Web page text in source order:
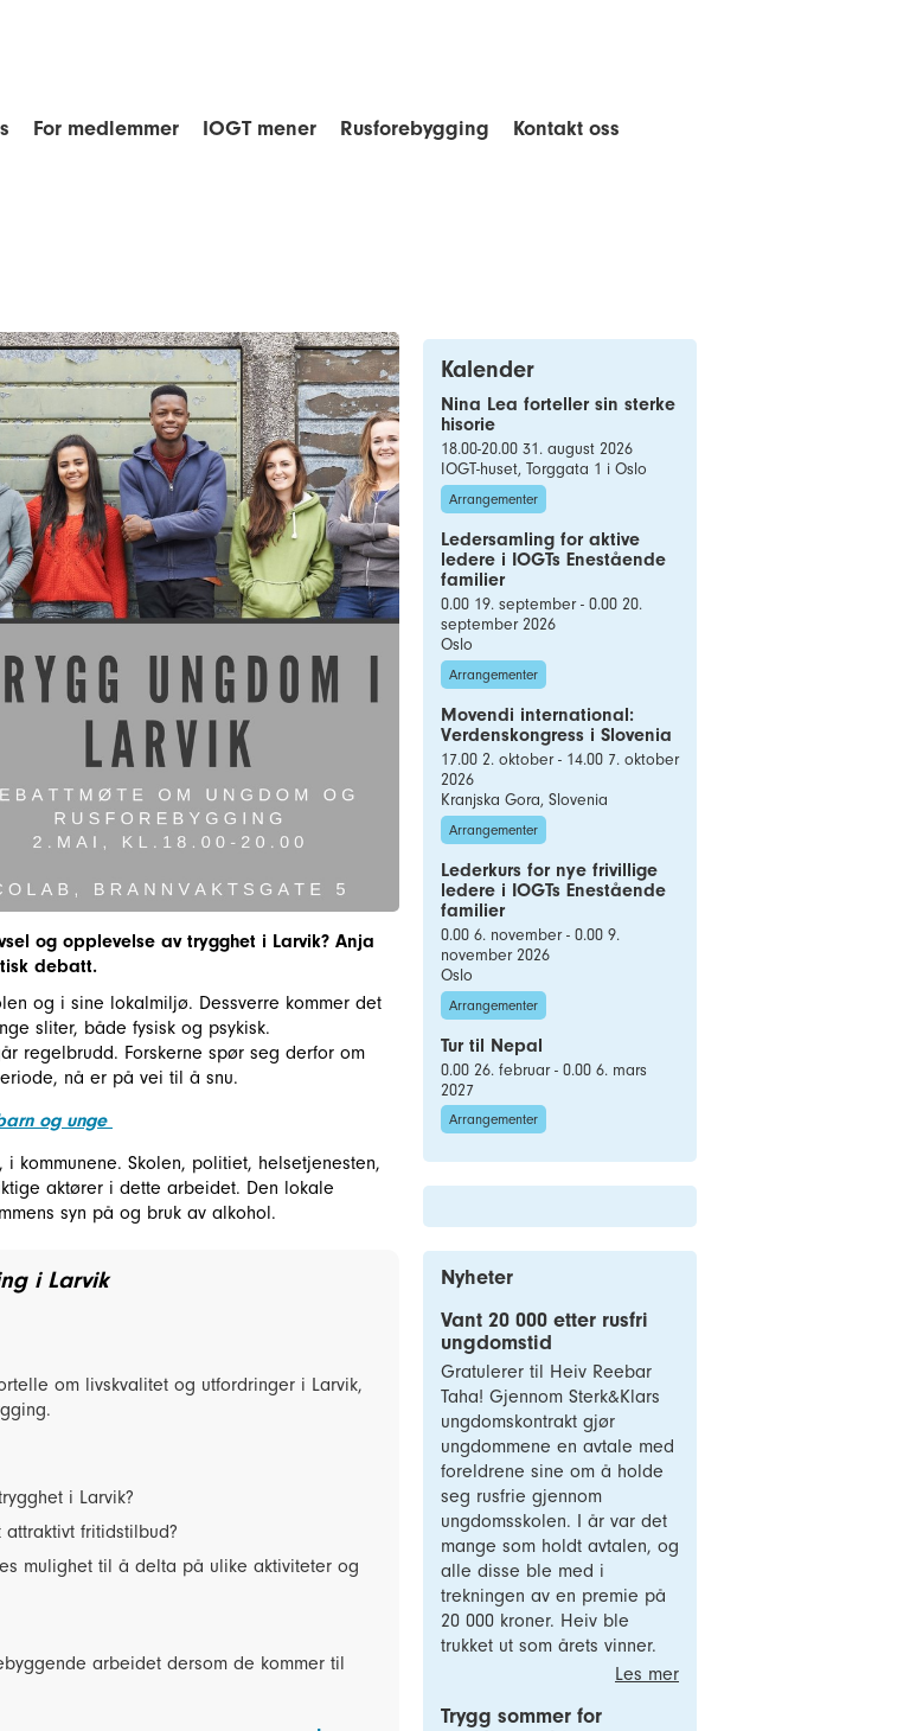
For medlemmer IOGT mener Rusforebygging Kontakt oss
og opplevelse av trygghet i Larvik? Anja
debatt.
og i sine lokalmiljø. Dessverre kommer det
sliter, både fysisk og psykisk.
regelbrudd. Forskerne spør seg derfor om
nå er på vei til å snu.
og unge
kommunene. Skolen, politiet, helsetjenesten,
aktører i dette arbeidet. Den lokale
syn på og bruk av alkohol.
i Larvik
om livskvalitet og utfordringer i Larvik,
i Larvik?
fritidstilbud?
mulighet til å delta på ulike aktiviteter og
arbeidet dersom de kommer til
Kalender
Nina Lea forteller sin sterke
hisorie
18.00-20.00 31. august 2026
IOGT-huset, Torggata 1 i Oslo
Arrangementer
Ledersamling for aktive
ledere i IOGTs Enestående
familier
0.00 19. september - 0.00 20.
september 2026
Oslo
Arrangementer
Movendi international:
Verdenskongress i Slovenia
17.00 2. oktober - 14.00 7. oktober
2026
Kranjska Gora, Slovenia
Arrangementer
Lederkurs for nye frivillige
ledere i IOGTs Enestående
familier
0.00 6. november - 0.00 9.
november 2026
Oslo
Arrangementer
Tur til Nepal
0.00 26. februar - 0.00 6. mars
2027
Arrangementer
Nyheter
Vant 20 000 etter rusfri
ungdomstid
Gratulerer til Heiv Reebar
Taha! Gjennom Sterk&Klars
ungdomskontrakt gjør
ungdommene en avtale med
foreldrene sine om å holde
seg rusfrie gjennom
ungdomsskolen. I år var det
mange som holdt avtalen, og
alle disse ble med i
trekningen av en premie på
20 000 kroner. Heiv ble
trukket ut som årets vinner.
Les mer
Trygg sommer for